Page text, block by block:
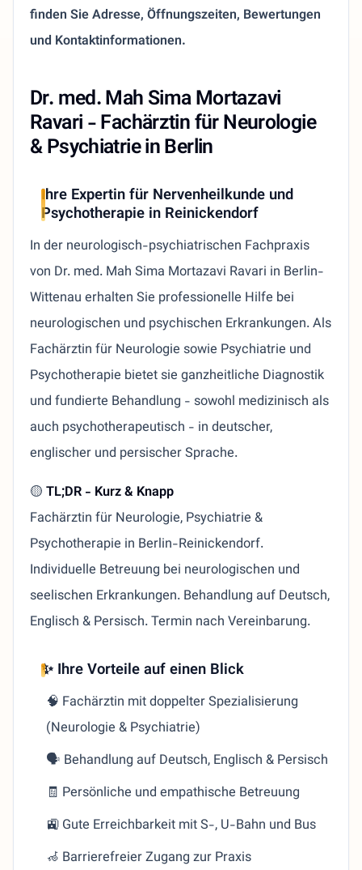
finden Sie Adresse, Öffnungszeiten, Bewertungen
und Kontaktinformationen.
Dr. med. Mah Sima Mortazavi
Ravari - Fachärztin für Neurologie
& Psychiatrie in Berlin
Ihre Expertin für Nervenheilkunde und
Psychotherapie in Reinickendorf
In der neurologisch-psychiatrischen Fachpraxis
von Dr. med. Mah Sima Mortazavi Ravari in Berlin-
Wittenau erhalten Sie professionelle Hilfe bei
neurologischen und psychischen Erkrankungen. Als
Fachärztin für Neurologie sowie Psychiatrie und
Psychotherapie bietet sie ganzheitliche Diagnostik
und fundierte Behandlung - sowohl medizinisch als
auch psychotherapeutisch - in deutscher,
englischer und persischer Sprache.
🟡TL;DR - Kurz & Knapp
Fachärztin für Neurologie, Psychiatrie &
Psychotherapie in Berlin-Reinickendorf.
Individuelle Betreuung bei neurologischen und
seelischen Erkrankungen. Behandlung auf Deutsch,
Englisch & Persisch. Termin nach Vereinbarung.
✨ Ihre Vorteile auf einen Blick
🧠 Fachärztin mit doppelter Spezialisierung
(Neurologie & Psychiatrie)
🗣️ Behandlung auf Deutsch, Englisch & Persisch
🧾 Persönliche und empathische Betreuung
🚉 Gute Erreichbarkeit mit S-, U-Bahn und Bus
🦽 Barrierefreier Zugang zur Praxis